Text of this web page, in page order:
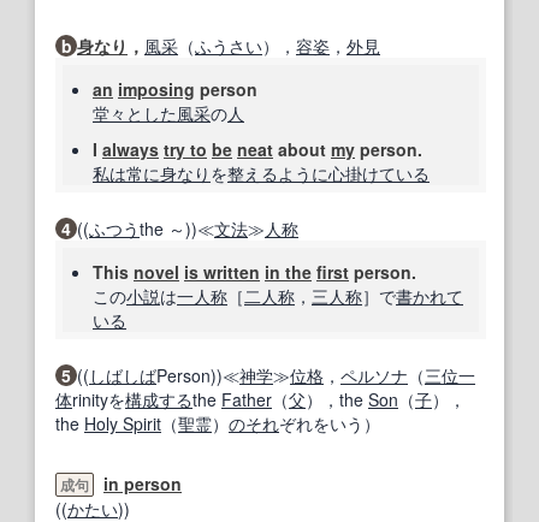
b 身なり ， 風采 （ふうさい）， 容姿 ， 外見
an imposing person
堂々とした 風采の人
I always try to be neat about my person.
私は常に身なり を整える ように心掛けている
4 ((ふつうthe ～))≪文法≫ 人称
This novel is written in the first person.
この小説は一人称 ［ 二人称 ， 三人称］で書かれて
いる
5 (( しばしばPerson))≪神学≫位格 ， ペルソナ （三位一
体rinityを構成するthe Father （父），the Son （子），
the Holy Spirit （聖霊） のそれぞれをいう）
成句
in person
((かたい))